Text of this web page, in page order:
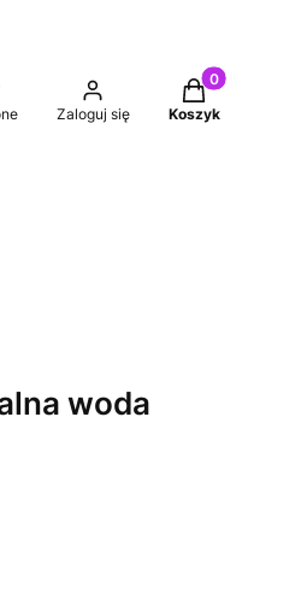
Zaloguj się
Produkty w
Koszyk
woda